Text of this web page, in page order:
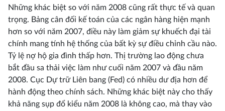
Những khác biệt so với năm 2008 cũng rất thực tế và quan
trọng. Bảng cân đối kế toán của các ngân hàng hiện mạnh
hơn so với năm 2007, điều này làm giảm sự khuếch đại tài
chính mang tính hệ thống của bất kỳ sự điều chỉnh cầu nào.
Tỷ lệ nợ hộ gia đình thấp hơn. Thị trường lao động chưa
bắt đầu sa thải việc làm như cuối năm 2007 và đầu năm
2008. Cục Dự trữ Liên bang (Fed) có nhiều dư địa hơn để
hành động theo chính sách. Những khác biệt này cho thấy
khả năng sụp đổ kiểu năm 2008 là không cao, mà thay vào